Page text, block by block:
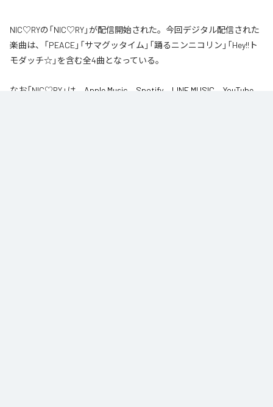
NIC♡RYの「NIC♡RY」が配信開始された。今回デジタル配信された
楽曲は、「PEACE」「サマグッタイム」「踊るニンニコリン」「Hey!!ト
モダッチ☆」を含む全4曲となっている。
なお「NIC♡RY」は、 Apple Music Spotify LINE MUSIC
YouTube